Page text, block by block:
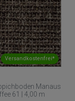
Versandkostenfrei*
Manaus
61 | 4,00 m